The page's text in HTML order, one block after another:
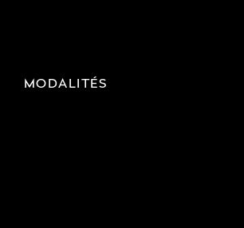
MODALITÉS